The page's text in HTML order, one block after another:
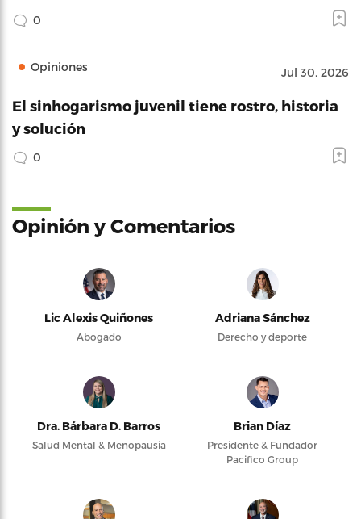
0
Opiniones Jul 30, 2026
El sinhogarismo juvenil tiene rostro, historia
y solución
0
Opinión y Comentarios
Lic Alexis Quiñones
Abogado
Adriana Sánchez
Derecho y deporte
Dra. Bárbara D. Barros
Salud Mental & Menopausia
Brian Díaz
Presidente & Fundador
Pacifico Group